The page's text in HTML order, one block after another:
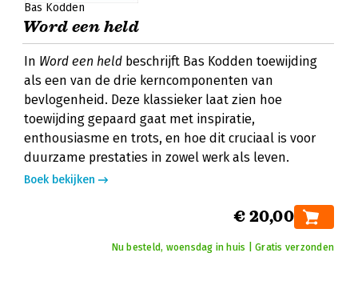
Bas Kodden
Word een held
In Word een held beschrijft Bas Kodden toewijding
als een van de drie kerncomponenten van
bevlogenheid. Deze klassieker laat zien hoe
toewijding gepaard gaat met inspiratie,
enthousiasme en trots, en hoe dit cruciaal is voor
duurzame prestaties in zowel werk als leven.
Boek bekijken
€ 20,00
Nu besteld, woensdag in huis | Gratis verzonden